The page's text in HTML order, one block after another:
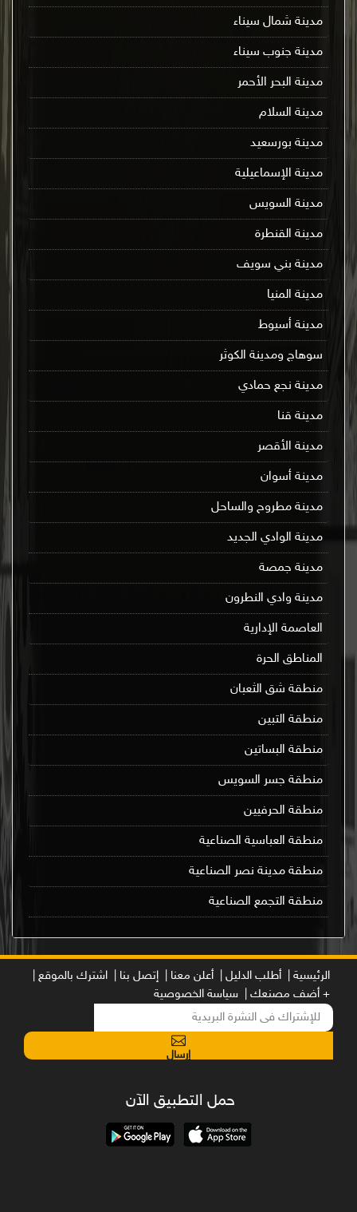
مدينة شمال سيناء
مدينة جنوب سيناء
مدينة البحر الأحمر
مدينة السلام
مدينة بورسعيد
مدينة الإسماعيلية
مدينة السويس
مدينة القنطرة
مدينة بني سويف
مدينة المنيا
مدينة أسيوط
سوهاج ومدينة الكوثر
مدينة نجع حمادي
مدينة قنا
مدينة الأقصر
مدينة أسوان
مدينة مطروح والساحل
مدينة الوادي الجديد
مدينة جمصة
مدينة وادي النطرون
العاصمة الإدارية
المناطق الحرة
منطقة شق الثعبان
منطقة التبين
منطقة البساتين
منطقة جسر السويس
منطقة الحرفيين
منطقة العباسية الصناعية
منطقة مدينة نصر الصناعية
منطقة التجمع الصناعية
الرئيسية | أطلب الدليل | أعلن معنا | إتصل بنا |
اشترك بالموقع |
+ أضف مصنعك |
سياسة الخصوصية
إرسال
حمل التطبيق الآن